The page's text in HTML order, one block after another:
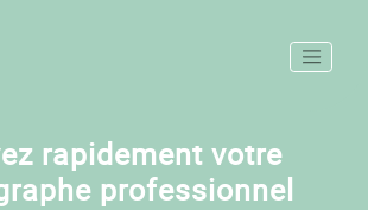
rapidement votre
professionnel